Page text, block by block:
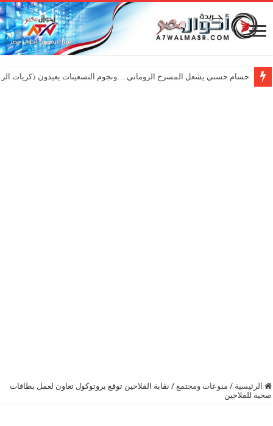
حسام حسني يشعل المسرح الروماني …ونجوم التسعينات يعيدون ذكريات
الرئيسية / منوعات ومجتمع / نقابة الفلاحين توقع بروتوكول تعاون لعمل بطاقات
صحية للفلاحين